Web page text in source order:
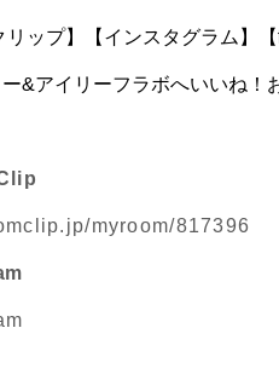
リップ】【インスタグラム】
&アイリーフラボへいいね！
myroom/817396